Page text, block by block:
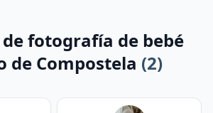
fotografía de bebé
de Compostela (2)